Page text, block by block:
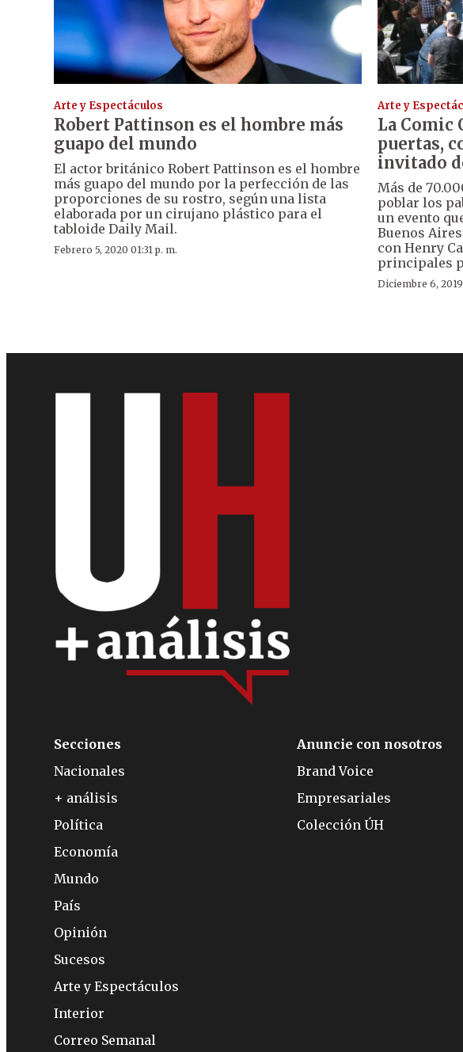
Arte y Espectáculos
Robert Pattinson es el hombre más
guapo del mundo
El actor británico Robert Pattinson es el hombre
más guapo del mundo por la perfección de las
proporciones de su rostro, según una lista
elaborada por un cirujano plástico para el
tabloide Daily Mail.
Febrero 5, 2020 01:31 p. m.
Arte y
La Comic
puertas,
invitado
Más de
poblar los
un evento
Buenos
con Henry
principales
Diciembre 6,
Secciones
Nacionales
+ análisis
Política
Economía
Mundo
País
Opinión
Sucesos
Arte y Espectáculos
Interior
Correo Semanal
Anuncie con nosotros
Brand Voice
Empresariales
Colección ÚH